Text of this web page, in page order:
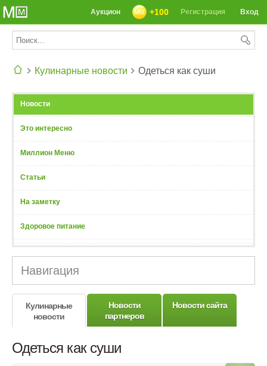
СЕГОДНЯ: 39142 РЕЦЕПТА
Вход
Регистрация
+100
Аукцион
Кулинарные новости Одеться как суши
Новости
Это интересно
Миллион Меню
Статьи
На заметку
Здоровое питание
Навигация
Кулинарные
новости
Новости
партнеров
Новости сайта
Одеться как суши